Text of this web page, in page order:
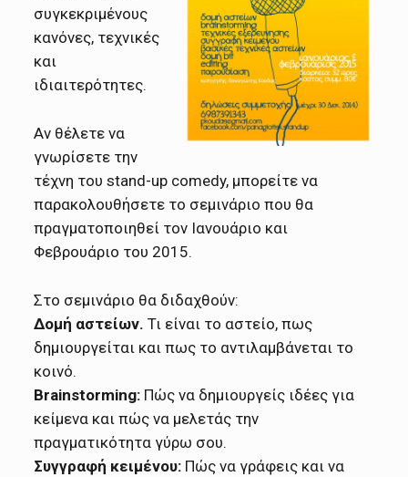
συγκεκριμένους
κανόνες, τεχνικές
και
ιδιαιτερότητες.
Αν θέλετε να
γνωρίσετε την
τέχνη του stand-up comedy, μπορείτε να
παρακολουθήσετε το σεμινάριο που θα
πραγματοποιηθεί τον Ιανουάριο και
Φεβρουάριο του 2015.
Στο σεμινάριο θα διδαχθούν:
Δομή αστείων. Τι είναι το αστείο, πως
δημιουργείται και πως το αντιλαμβάνεται το
κοινό.
Brainstorming: Πώς να δημιουργείς ιδέες για
κείμενα και πώς να μελετάς την
πραγματικότητα γύρω σου.
Συγγραφή κειμένου: Πώς να γράφεις και να